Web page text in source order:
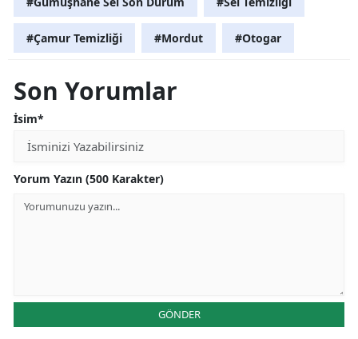
#Çamur Temizliği #Mordut #Otogar
Son Yorumlar
İsim*
Yorum Yazın (500 Karakter)
GÖNDER